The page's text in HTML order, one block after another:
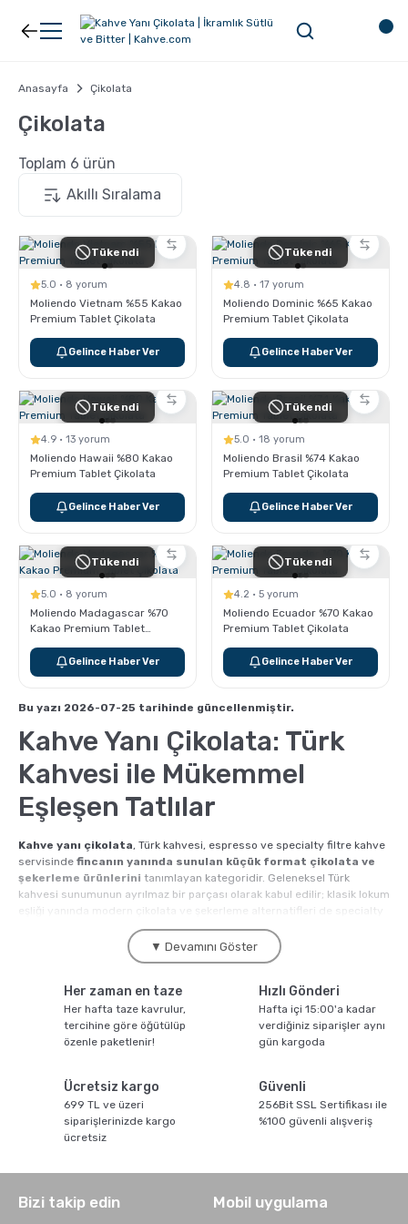
Geri Dön
Kahve
Espresso
Organik Kahve
Türk Kahvesi
Nespresso Uyumlu Kapsül Kahve
Pratik Filtre Kahve
Exclusive Kahveler
Çözünebilir Kahve
Öğütülmüş Kahve
Soğuk Kahve
Sporcu Kahveleri
Geri Dön
Ekipman
Pour Over
Dripper
Chemex
Moka Pot
Soğuk Kahve Demleme Ekipmanları
Makine Temizleyiciler
Termoslar
Anasayfa Çikolata
Çikolata
Toplam 6 ürün
Tükendi
5.0 · 8 yorum
Moliendo Vietnam %55 Kakao
Premium Tablet Çikolata
Gelince Haber Ver
Tükendi
4.8 · 17 yorum
Moliendo Dominic %65 Kakao
Premium Tablet Çikolata
Gelince Haber Ver
Tükendi
4.9 · 13 yorum
Moliendo Hawaii %80 Kakao
Premium Tablet Çikolata
Gelince Haber Ver
Tükendi
5.0 · 18 yorum
Moliendo Brasil %74 Kakao
Premium Tablet Çikolata
Gelince Haber Ver
Tükendi
5.0 · 8 yorum
Moliendo Madagascar %70
Kakao Premium Tablet
Gelince Haber Ver
Tükendi
4.2 · 5 yorum
Moliendo Ecuador %70 Kakao
Premium Tablet Çikolata
Gelince Haber Ver
Bu yazı 2026-07-25 tarihinde güncellenmiştir.
Kahve Yanı Çikolata: Türk
Kahvesi ile Mükemmel
Eşleşen Tatlılar
Kahve yanı çikolata, Türk kahvesi, espresso ve specialty filtre kahve
servisinde fincanın yanında sunulan küçük format çikolata ve
şekerleme ürünlerini tanımlayan kategoridir. Geleneksel Türk
kahvesi sunumunun ayrılmaz bir parçası olarak kabul edilir; klasik lokum
eşliği yanında modern çikolata ve şekerleme alternatifleri de specialty
kahve kafelerinin standart menüsünde yer alır. Kahve.com kahve yanı
çikolata kategorisinde Moliendo Coffee çatısı altında
sütlü çikolata, beyaz çikolata, fındıklı çikolata, badem
meyve ve fındık karışımıdahil geniş bir ürün portföyü sunulur.
2024 yılı Türkiye verilerine göre
kahve yanı tatlı segmenti yıllık
850 milyon TL pazar büyüklüğüne ulaştı; specialty kahve büyümesi ile
birlikte yıllık yüzde 18 büyüme oranı sergilemektedir. Türk kahvesi
gelenek olarak korunurken, modern specialty kafeler bu sunuma
çikolata ve gourmet şekerleme alternatifleri eklemiştir.
Kahve Yanı Çikolata Çeşitleri
Kahve yanı çikolata kategorisi farklı kakao oranları ve tat profilleri ile
çikolata kaplı kahve çekirdeği
dahil yedi ana alt kategori dünya
▼ Devamını Göster
Her zaman en taze
Her hafta taze kavrulur,
tercihine göre öğütülüp
özenle paketlenir!
Hızlı Gönderi
Hafta içi 15:00'a kadar
verdiğiniz siparişler aynı
gün kargoda
Ücretsiz kargo
699 TL ve üzeri
siparişlerinizde kargo
ücretsiz
Güvenli
256Bit SSL Sertifikası ile
%100 güvenli alışveriş
Bizi takip edin Mobil uygulama